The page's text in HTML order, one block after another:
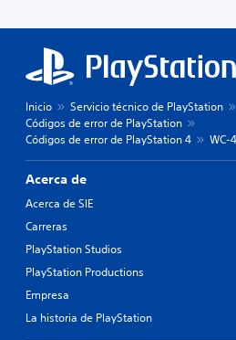
Inicio
Servicio técnico de PlayStation
Códigos de error de PlayStation
Códigos de error de PlayStation 4
WC-
Acerca de
Acerca de SIE
Carreras
PlayStation Studios
PlayStation Productions
Empresa
La historia de PlayStation